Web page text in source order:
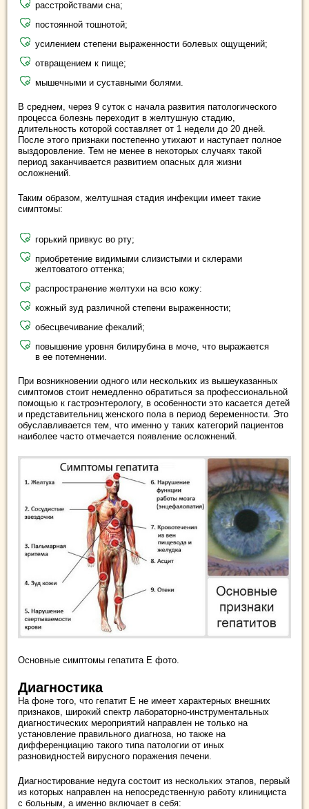
расстройствами сна;
постоянной тошнотой;
усилением степени выраженности болевых ощущений;
отвращением к пище;
мышечными и суставными болями.
В среднем, через 9 суток с начала развития патологического
процесса болезнь переходит в желтушную стадию,
длительность которой составляет от 1 недели до 20 дней.
После этого признаки постепенно утихают и наступает полное
выздоровление. Тем не менее в некоторых случаях такой
период заканчивается развитием опасных для жизни
осложнений.
Таким образом, желтушная стадия инфекции имеет такие
симптомы:
горький привкус во рту;
приобретение видимыми слизистыми и склерами
желтоватого оттенка;
распространение желтухи на всю кожу:
кожный зуд различной степени выраженности;
обесцвечивание фекалий;
повышение уровня билирубина в моче, что выражается
в ее потемнении.
При возникновении одного или нескольких из вышеуказанных
симптомов стоит немедленно обратиться за профессиональной
помощью к гастроэнтерологу, в особенности это касается детей
и представительниц женского пола в период беременности. Это
обуславливается тем, что именно у таких категорий пациентов
наиболее часто отмечается появление осложнений.
Основные симптомы гепатита Е фото.
Диагностика
На фоне того, что гепатит Е не имеет характерных внешних
признаков, широкий спектр лабораторно-инструментальных
диагностических мероприятий направлен не только на
установление правильного диагноза, но также на
дифференциацию такого типа патологии от иных
разновидностей вирусного поражения печени.
Диагностирование недуга состоит из нескольких этапов, первый
из которых направлен на непосредственную работу клинициста
с больным, а именно включает в себя: